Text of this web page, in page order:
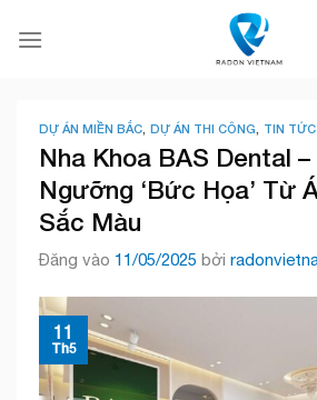
qua
DỰ ÁN MIỀN BẮC ,DỰ ÁN THI CÔNG TIN TỨC
Nha Khoa BAS Dental –
Ngưỡng ‘Bức Họa’ Từ
Sắc Màu
Đăng vào 11/05/2025 bởi
11
Th5